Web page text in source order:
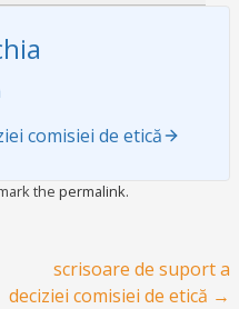
comisiei de etică
the permalink.
scrisoare de suport a
deciziei comisiei de etică →